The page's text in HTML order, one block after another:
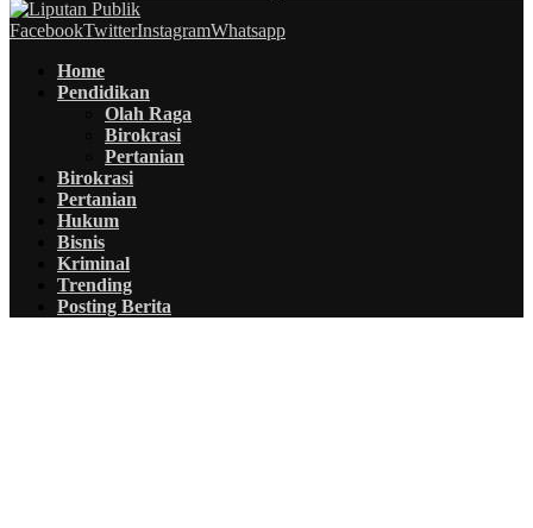
FacebookTwitterInstagramWhatsapp
Home
Pendidikan
Olah Raga
Birokrasi
Pertanian
Birokrasi
Pertanian
Hukum
Bisnis
Kriminal
Trending
Posting Berita